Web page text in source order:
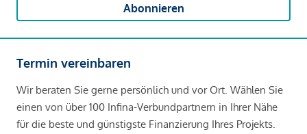
Abonnieren
Termin vereinbaren
Wir beraten Sie gerne persönlich und vor Ort. Wählen Sie
einen von über 100 Infina-Verbundpartnern in Ihrer Nähe
für die beste und günstigste Finanzierung Ihres Projekts.